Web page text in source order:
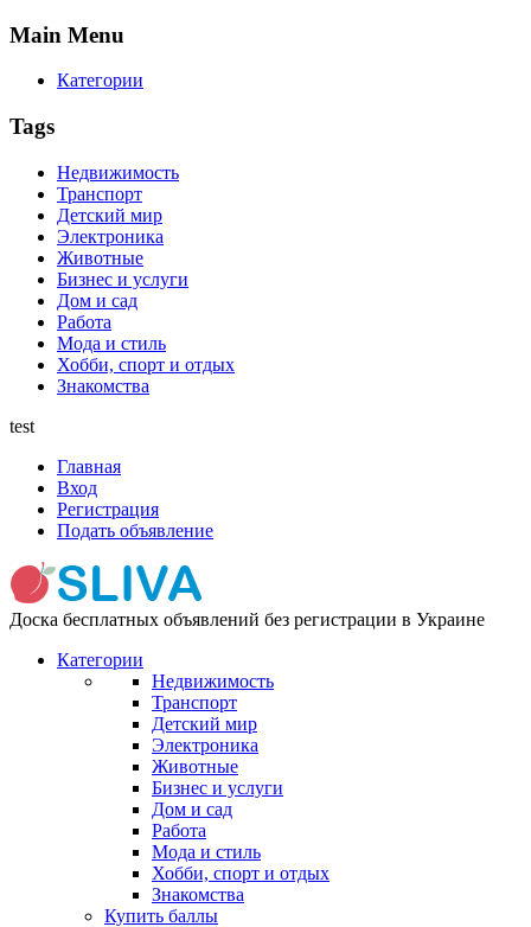
Main Menu
Категории
Tags
Недвижимость
Транспорт
Детский мир
Электроника
Животные
Бизнес и услуги
Дом и сад
Работа
Мода и стиль
Хобби, спорт и отдых
Знакомства
test
Главная
Вход
Регистрация
Подать объявление
Доска бесплатных объявлений без регистрации в Украине
Категории
Недвижимость
Транспорт
Детский мир
Электроника
Животные
Бизнес и услуги
Дом и сад
Работа
Мода и стиль
Хобби, спорт и отдых
Знакомства
Купить баллы